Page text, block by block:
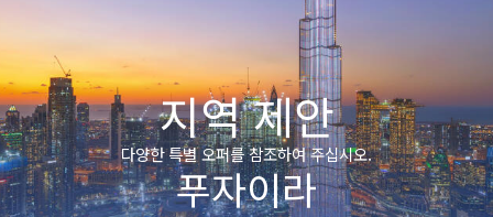
지역 제안
다양한 특별 오퍼를 참조하여 주십시오.
푸자이라